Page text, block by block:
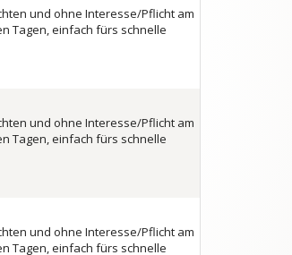
und ohne Interesse/Pflicht am
Tagen, einfach fürs schnelle
und ohne Interesse/Pflicht am
Tagen, einfach fürs schnelle
und ohne Interesse/Pflicht am
Tagen, einfach fürs schnelle